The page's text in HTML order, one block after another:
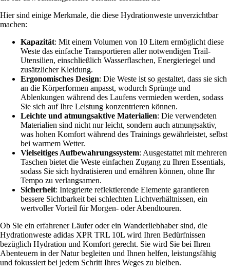
Hier sind einige Merkmale, die diese Hydrationweste unverzichtbar
machen:
Kapazität: Mit einem Volumen von 10 Litern ermöglicht diese
Weste das einfache Transportieren aller notwendigen Trail-
Utensilien, einschließlich Wasserflaschen, Energieriegel und
zusätzlicher Kleidung.
Ergonomisches Design: Die Weste ist so gestaltet, dass sie sich
an die Körperformen anpasst, wodurch Sprünge und
Ablenkungen während des Laufens vermieden werden, sodass
Sie sich auf Ihre Leistung konzentrieren können.
Leichte und atmungsaktive Materialien: Die verwendeten
Materialien sind nicht nur leicht, sondern auch atmungsaktiv,
was hohen Komfort während des Trainings gewährleistet, selbst
bei warmem Wetter.
Vielseitiges Aufbewahrungssystem: Ausgestattet mit mehreren
Taschen bietet die Weste einfachen Zugang zu Ihren Essentials,
sodass Sie sich hydratisieren und ernähren können, ohne Ihr
Tempo zu verlangsamen.
Sicherheit: Integrierte reflektierende Elemente garantieren
bessere Sichtbarkeit bei schlechten Lichtverhältnissen, ein
wertvoller Vorteil für Morgen- oder Abendtouren.
Ob Sie ein erfahrener Läufer oder ein Wanderliebhaber sind, die
Hydrationweste adidas XPR TRL 10L wird Ihren Bedürfnissen
bezüglich Hydration und Komfort gerecht. Sie wird Sie bei Ihren
Abenteuern in der Natur begleiten und Ihnen helfen, leistungsfähig
und fokussiert bei jedem Schritt Ihres Weges zu bleiben.